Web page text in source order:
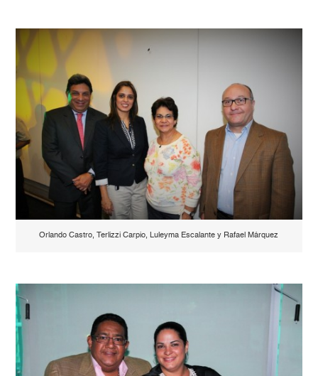
Orlando Castro, Terlizzi Carpio, Luleyma Escalante y Rafael Márquez